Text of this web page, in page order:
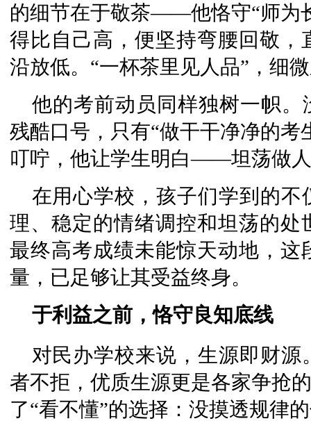
的细节在于敬茶——他恪守“师为
得比自己高，便坚持弯腰回敬
沿放低。“一杯茶里见人品”，细
他的考前动员同样独树一帜
残酷口号，只有“做干干净净的
叮咛，他让学生明白——坦荡做
在用心学校，孩子们学到的
理、稳定的情绪调控和坦荡的
最终高考成绩未能惊天动地，
量，已足够让其受益终身。
于利益之前，恪守良知底线
对民办学校来说，生源即财
者不拒，优质生源更是各家争抢
了“看不懂”的选择：没摸透规律